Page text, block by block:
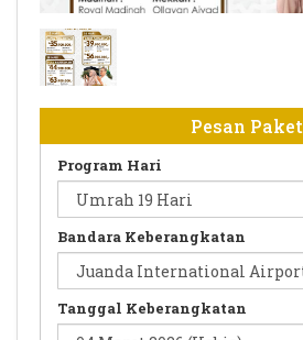
Iktikaf Ramadhan
Pesan Paket
Program Hari
Bandara Keberangkatan
Tanggal Keberangkatan